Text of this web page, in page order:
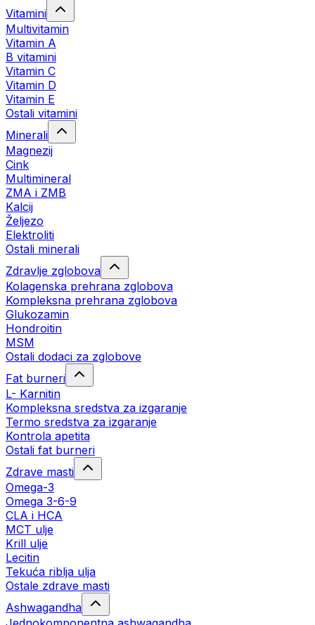
Vitamini
Multivitamin
Vitamin A
B vitamini
Vitamin C
Vitamin D
Vitamin E
Ostali vitamini
Minerali
Magnezij
Cink
Multimineral
ZMA i ZMB
Kalcij
Željezo
Elektroliti
Ostali minerali
Zdravlje zglobova
Kolagenska prehrana zglobova
Kompleksna prehrana zglobova
Glukozamin
Hondroitin
MSM
Ostali dodaci za zglobove
Fat burneri
L- Karnitin
Kompleksna sredstva za izgaranje
Termo sredstva za izgaranje
Kontrola apetita
Ostali fat burneri
Zdrave masti
Omega-3
Omega 3-6-9
CLA i HCA
MCT ulje
Krill ulje
Lecitin
Tekuća riblja ulja
Ostale zdrave masti
Ashwagandha